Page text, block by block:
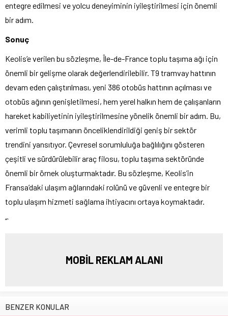
entegre edilmesi ve yolcu deneyiminin iyileştirilmesi için önemli
bir adım.
Sonuç
Keolis’e verilen bu sözleşme, Île-de-France toplu taşıma ağı için
önemli bir gelişme olarak değerlendirilebilir. T9 tramvay hattının
devam eden çalıştırılması, yeni 386 otobüs hattının açılması ve
otobüs ağının genişletilmesi, hem yerel halkın hem de çalışanların
hareket kabiliyetinin iyileştirilmesine yönelik önemli bir adım. Bu,
verimli toplu taşımanın önceliklendirildiği geniş bir sektör
trendini yansıtıyor. Çevresel sorumluluğa bağlılığını gösteren
çeşitli ve sürdürülebilir araç filosu, toplu taşıma sektöründe
önemli bir örnek oluşturmaktadır. Bu sözleşme, Keolis’in
Fransa’daki ulaşım ağlarındaki rolünü ve güvenli ve entegre bir
toplu ulaşım hizmeti sağlama ihtiyacını ortaya koymaktadır.
“`
MOBİL REKLAM ALANI
BENZER KONULAR